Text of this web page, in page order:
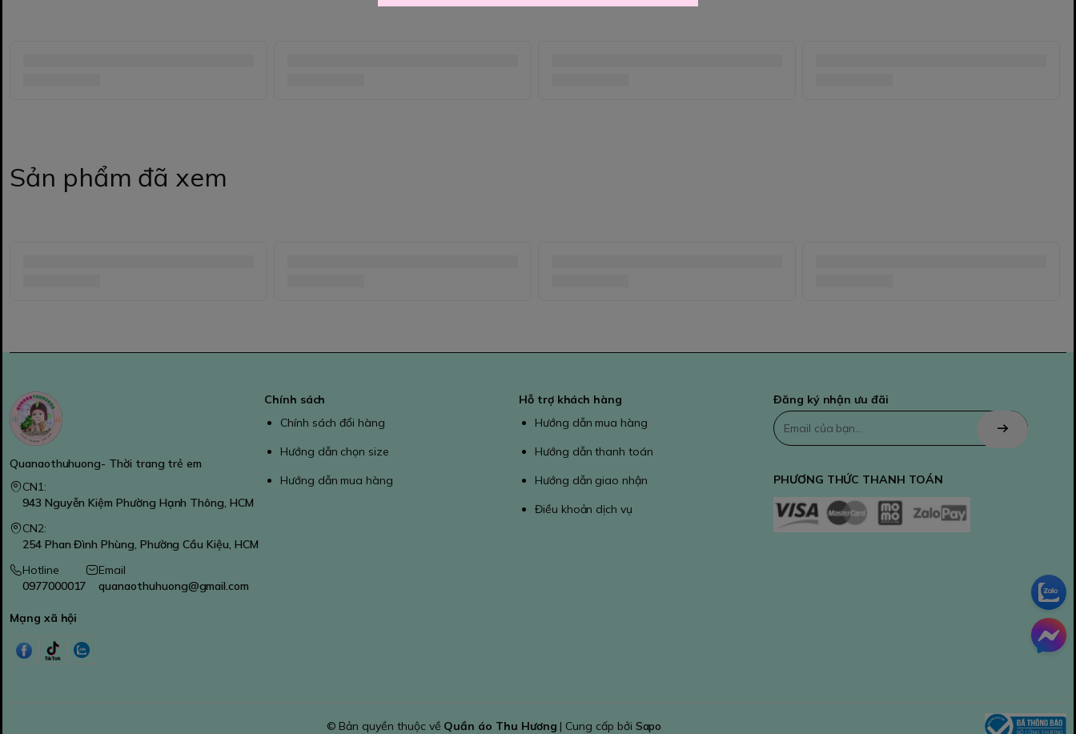
Sản phẩm đã xem
Quanaothuhuong- Thời trang trẻ em
CN1:
943 Nguyễn Kiệm Phường Hạnh Thông, HCM
CN2:
254 Phan Đình Phùng, Phường Cầu Kiệu, HCM
Hotline
0977000017
Email
quanaothuhuong@gmail.com
Mạng xã hội
Chính sách
Chính sách đổi hàng
Hướng dẫn chọn size
Hướng dẫn mua hàng
Hỗ trợ khách hàng
Hướng dẫn mua hàng
Hướng dẫn thanh toán
Hướng dẫn giao nhận
Điều khoản dịch vụ
Đăng ký nhận ưu đãi
PHƯƠNG THỨC THANH TOÁN
© Bản quyền thuộc về Quần áo Thu Hương | Cung cấp bởi Sapo